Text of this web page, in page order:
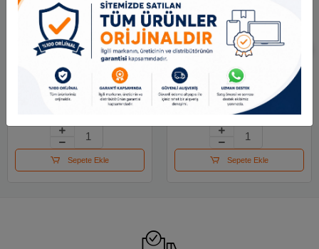
Mas Toplu İğne Nikel
28 Mm 20 Gr 330
Sepete Ekle
Maped Kıskaç (klips)
Metal 32 Mm 4 Lü
Renk 036100
100.74 TL
Sepete Ekle